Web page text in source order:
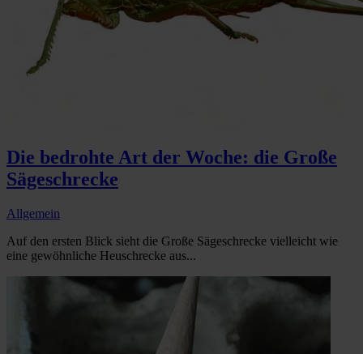
Die bedrohte Art der Woche: die Große
Sägeschrecke
Allgemein
Auf den ersten Blick sieht die Große Sägeschrecke vielleicht wie
eine gewöhnliche Heuschrecke aus...